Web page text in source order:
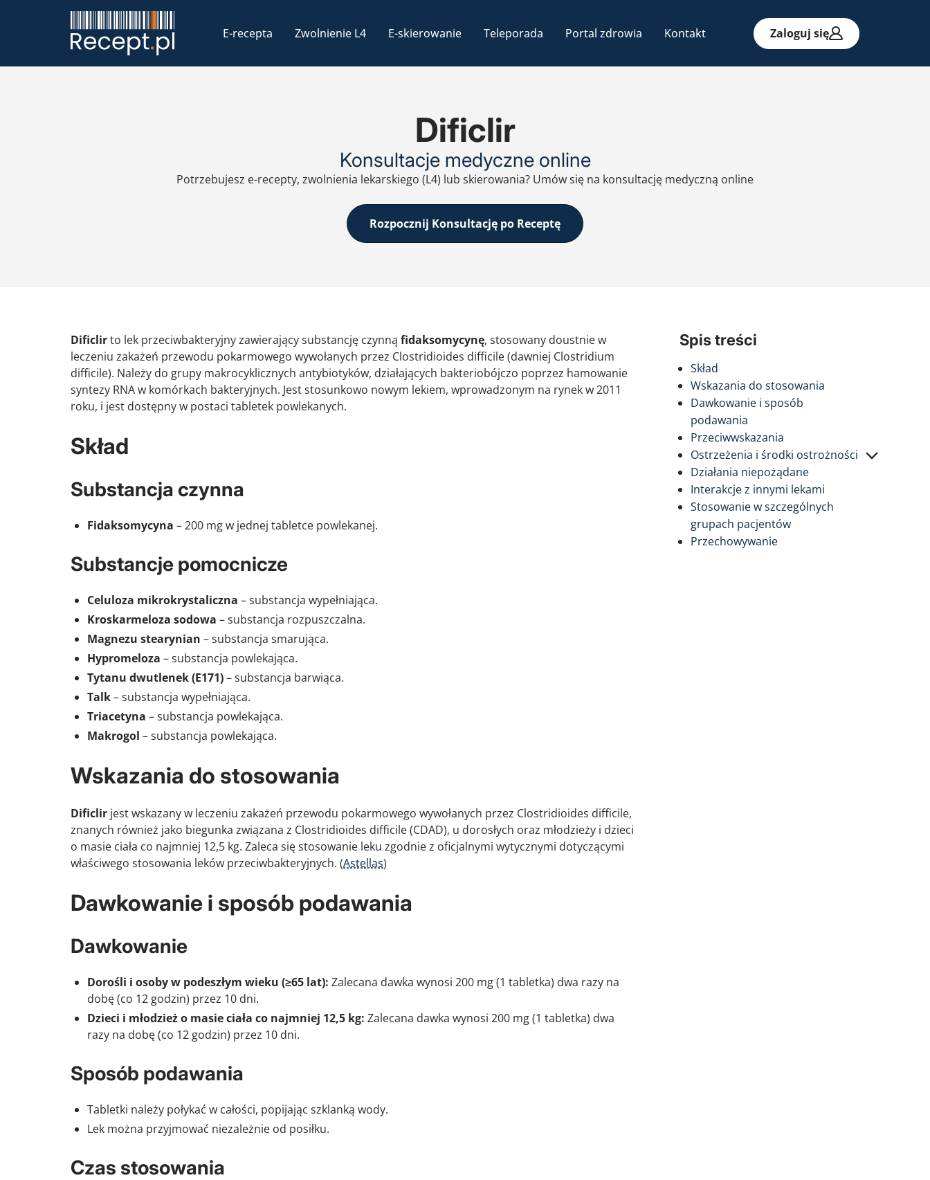
E-recepta Zwolnienie L4 E-skierowanie Teleporada Portal zdrowia Kontakt Zaloguj się
Dificlir
Konsultacje medyczne online
Potrzebujesz e-recepty, zwolnienia lekarskiego (L4) lub skierowania? Umów się na konsultację medyczną online
Rozpocznij Konsultację po Receptę
Spis treści
Skład
Wskazania do stosowania
Dawkowanie i sposób
podawania
Przeciwwskazania
Ostrzeżenia i środki ostrożności
Działania niepożądane
Interakcje z innymi lekami
Stosowanie w szczególnych
grupach pacjentów
Przechowywanie
Dificlirto lek przeciwbakteryjny zawierający substancję czynną fidaksomycynę, stosowany doustnie w
leczeniu zakażeń przewodu pokarmowego wywołanych przez Clostridioides difficile(dawniej Clostridium
difficile). Należy do grupy makrocyklicznych antybiotyków, działających bakteriobójczo poprzez hamowanie
syntezy RNA w komórkach bakteryjnych. Jest stosunkowo nowym lekiem, wprowadzonym na rynek w 2011
roku, i jest dostępny w postaci tabletek powlekanych.
Skład
Substancja czynna
Fidaksomycyna – 200 mg w jednej tabletce powlekanej.
Substancje pomocnicze
Celuloza mikrokrystaliczna – substancja wypełniająca.
Kroskarmeloza sodowa – substancja rozpuszczalna.
Magnezu stearynian – substancja smarująca.
Hypromeloza – substancja powlekająca.
Tytanu dwutlenek (E171)– substancja barwiąca.
Talk– substancja wypełniająca.
Triacetyna – substancja powlekająca.
Makrogol – substancja powlekająca.
Wskazania do stosowania
Dificlir jest wskazany w leczeniu zakażeń przewodu pokarmowego wywołanych przez Clostridioides difficile,
znanych również jako biegunka związana z Clostridioides difficile(CDAD), u dorosłych oraz młodzieży i dzieci
o masie ciała co najmniej 12,5 kg. Zaleca się stosowanie leku zgodnie z oficjalnymi wytycznymi dotyczącymi
właściwego stosowania leków przeciwbakteryjnych. (Astellas)
Dawkowanie i sposób podawania
Dawkowanie
Dorośli i osoby w podeszłym wieku (≥65 lat): Zalecana dawka wynosi 200 mg (1 tabletka) dwa razy na
dobę (co 12 godzin) przez 10 dni.
Dzieci i młodzież o masie ciała co najmniej 12,5 kg: Zalecana dawka wynosi 200 mg (1 tabletka) dwa
razy na dobę (co 12 godzin) przez 10 dni.
Sposób podawania
Tabletki należy połykać w całości, popijając szklanką wody.
Lek można przyjmować niezależnie od posiłku.
Czas stosowania